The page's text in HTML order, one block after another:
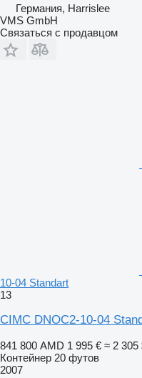
Германия, Harrislee
VMS GmbH
Связаться с продавцом
10-04 Standart
13
CIMC DNOC2-10-04
841 800 AMD 1 995 € ≈ 2 305
Контейнер 20 футов
2007